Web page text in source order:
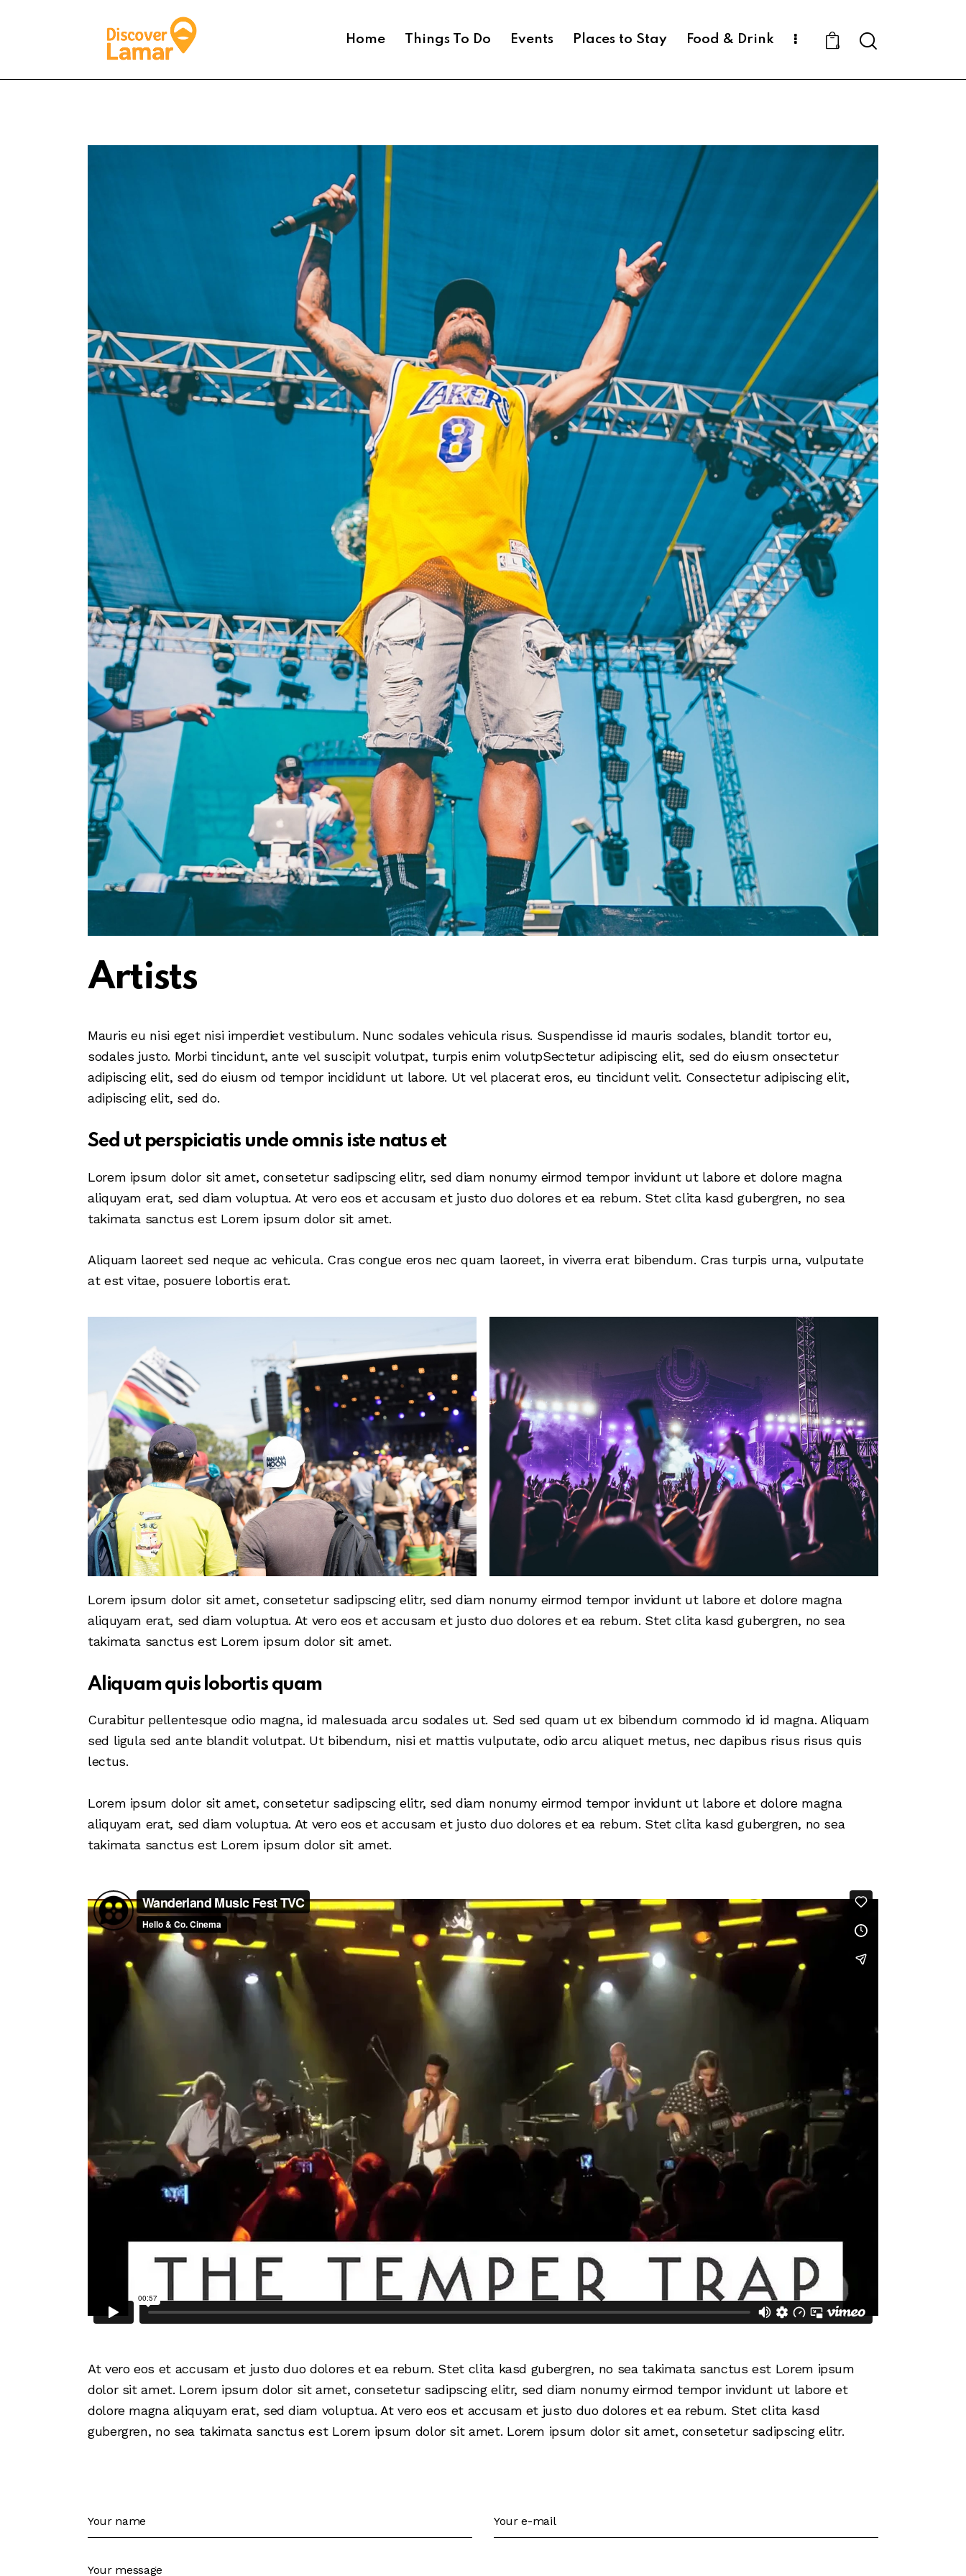
Home Things To Do Events Places to Stay Food & Drink 0 Search
Artists
Mauris eu nisi eget nisi imperdiet vestibulum. Nunc sodales vehicula risus. Suspendisse id mauris sodales, blandit tortor eu,
sodales justo. Morbi tincidunt, ante vel suscipit volutpat, turpis enim volutpSectetur adipiscing elit, sed do eiusm onsectetur
adipiscing elit, sed do eiusm od tempor incididunt ut labore. Ut vel placerat eros, eu tincidunt velit. Consectetur adipiscing elit,
adipiscing elit, sed do.
Sed ut perspiciatis unde omnis iste natus et
Lorem ipsum dolor sit amet, consetetur sadipscing elitr, sed diam nonumy eirmod tempor invidunt ut labore et dolore magna
aliquyam erat, sed diam voluptua. At vero eos et accusam et justo duo dolores et ea rebum. Stet clita kasd gubergren, no sea
takimata sanctus est Lorem ipsum dolor sit amet.
Aliquam laoreet sed neque ac vehicula. Cras congue eros nec quam laoreet, in viverra erat bibendum. Cras turpis urna, vulputate
at est vitae, posuere lobortis erat.
Lorem ipsum dolor sit amet, consetetur sadipscing elitr, sed diam nonumy eirmod tempor invidunt ut labore et dolore magna
aliquyam erat, sed diam voluptua. At vero eos et accusam et justo duo dolores et ea rebum. Stet clita kasd gubergren, no sea
takimata sanctus est Lorem ipsum dolor sit amet.
Aliquam quis lobortis quam
Curabitur pellentesque odio magna, id malesuada arcu sodales ut. Sed sed quam ut ex bibendum commodo id id magna. Aliquam
sed ligula sed ante blandit volutpat. Ut bibendum, nisi et mattis vulputate, odio arcu aliquet metus, nec dapibus risus risus quis
lectus.
Lorem ipsum dolor sit amet, consetetur sadipscing elitr, sed diam nonumy eirmod tempor invidunt ut labore et dolore magna
aliquyam erat, sed diam voluptua. At vero eos et accusam et justo duo dolores et ea rebum. Stet clita kasd gubergren, no sea
takimata sanctus est Lorem ipsum dolor sit amet.
At vero eos et accusam et justo duo dolores et ea rebum. Stet clita kasd gubergren, no sea takimata sanctus est Lorem ipsum
dolor sit amet. Lorem ipsum dolor sit amet, consetetur sadipscing elitr, sed diam nonumy eirmod tempor invidunt ut labore et
dolore magna aliquyam erat, sed diam voluptua. At vero eos et accusam et justo duo dolores et ea rebum. Stet clita kasd
gubergren, no sea takimata sanctus est Lorem ipsum dolor sit amet. Lorem ipsum dolor sit amet, consetetur sadipscing elitr.